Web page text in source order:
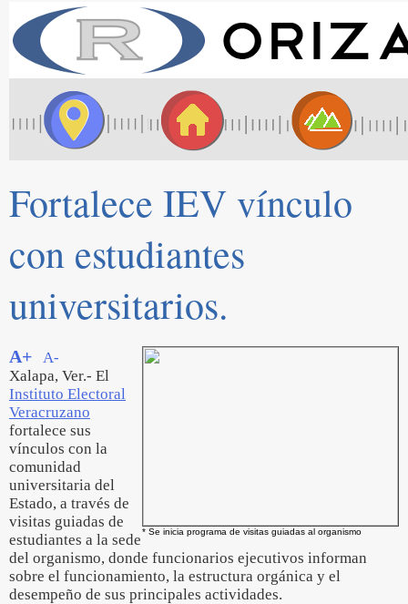
Fortalece IEV vínculo
con estudiantes
universitarios.
* Se inicia programa de visitas guiadas al organismo
A+
A-
Xalapa, Ver.- El
Instituto Electoral
Veracruzano
fortalece sus
vínculos con la
comunidad
universitaria del
Estado, a través de
visitas guiadas de
estudiantes a la sede
del organismo, donde funcionarios ejecutivos informan
sobre el funcionamiento, la estructura orgánica y el
desempeño de sus principales actividades.